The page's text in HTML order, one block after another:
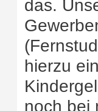
das.
hierzu
noch bei